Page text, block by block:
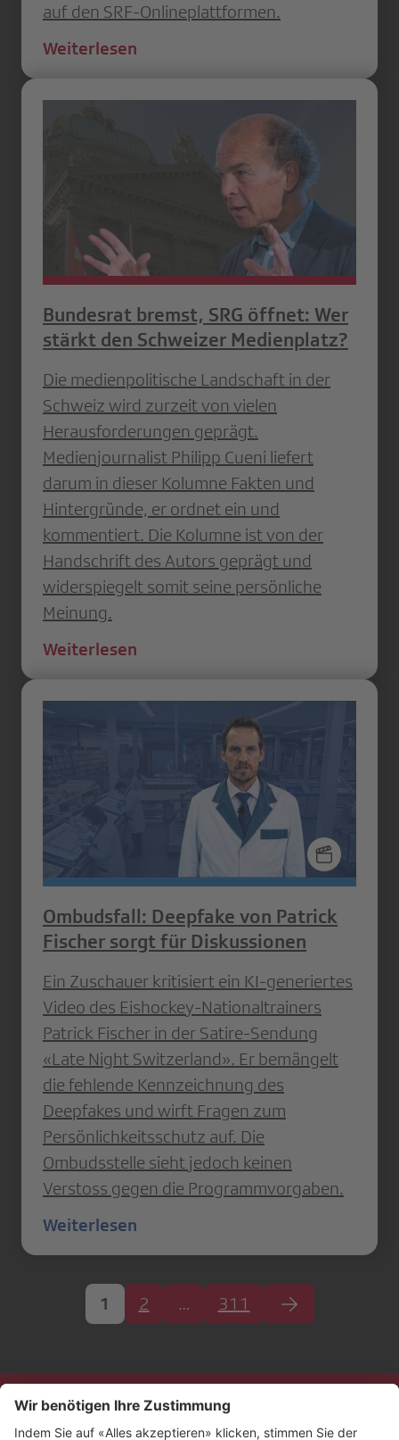
auf den SRF-Onlineplattformen.
Weiterlesen
Bundesrat bremst, SRG öffnet: Wer
stärkt den Schweizer Medienplatz?
Die medienpolitische Landschaft in der
Schweiz wird zurzeit von vielen
Herausforderungen geprägt.
Medienjournalist Philipp Cueni liefert
darum in dieser Kolumne Fakten und
Hintergründe, er ordnet ein und
kommentiert. Die Kolumne ist von der
Handschrift des Autors geprägt und
widerspiegelt somit seine persönliche
Meinung.
Weiterlesen
Ombudsfall: Deepfake von Patrick
Fischer sorgt für Diskussionen
Ein Zuschauer kritisiert ein KI-generiertes
Video des Eishockey-Nationaltrainers
Patrick Fischer in der Satire-Sendung
«Late Night Switzerland». Er bemängelt
die fehlende Kennzeichnung des
Deepfakes und wirft Fragen zum
Persönlichkeitsschutz auf. Die
Ombudsstelle sieht jedoch keinen
Verstoss gegen die Programmvorgaben.
Weiterlesen
1 2 … 311